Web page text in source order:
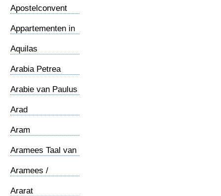
Apostelconvent
Appartementen in
Aquilas
Arabia Petrea
Arabie van Paulus
Arad
Aram
Aramees Taal van
Aramees /
Ararat